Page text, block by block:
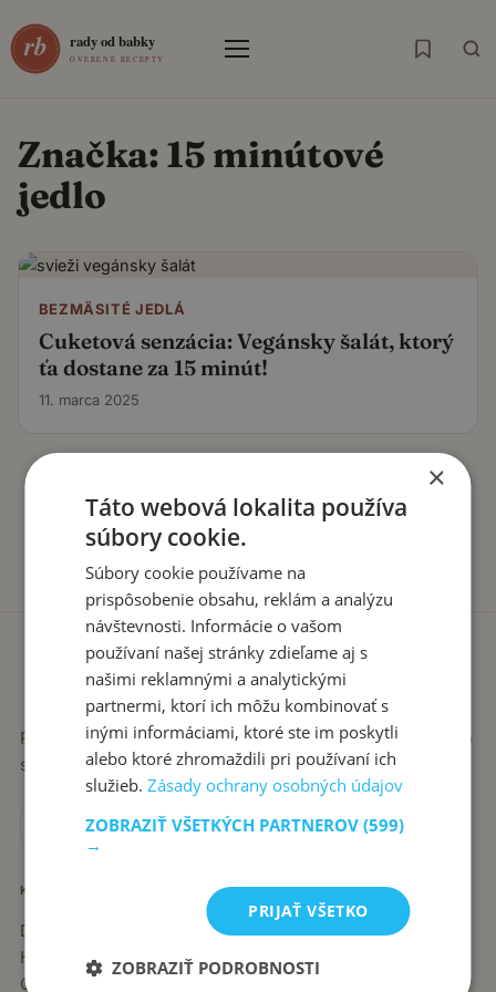
Menu
Značka: 15 minútové
jedlo
BEZMÄSITÉ JEDLÁ
Cuketová senzácia: Vegánsky šalát, ktorý
ťa dostane za 15 minút!
11. marca 2025
Recepty píše babka Stanka. Jednoduché, poctivé jedlá zo
slovenskej kuchyne, ktoré sa vždy podaria.
KATEGÓRIE
Dezerty
Hlavné jedlá
Chuťovky
×
Táto webová lokalita používa
súbory cookie.
Súbory cookie používame na
prispôsobenie obsahu, reklám a analýzu
návštevnosti. Informácie o vašom
používaní našej stránky zdieľame aj s
našimi reklamnými a analytickými
partnermi, ktorí ich môžu kombinovať s
inými informáciami, ktoré ste im poskytli
alebo ktoré zhromaždili pri používaní ich
služieb.Zásady ochrany osobných údajov
ZOBRAZIŤ VŠETKÝCH PARTNEROV(599)
→
PRIJAŤ VŠETKO
ZOBRAZIŤ PODROBNOSTI